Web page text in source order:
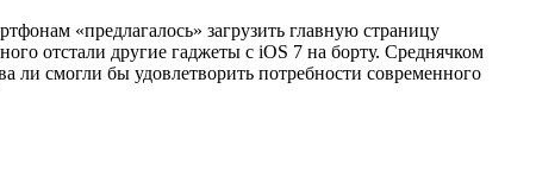
«предлагалось» загрузить главную страницу
отстали другие гаджеты с iOS 7 на борту. Среднячком
ли смогли бы удовлетворить потребности современного